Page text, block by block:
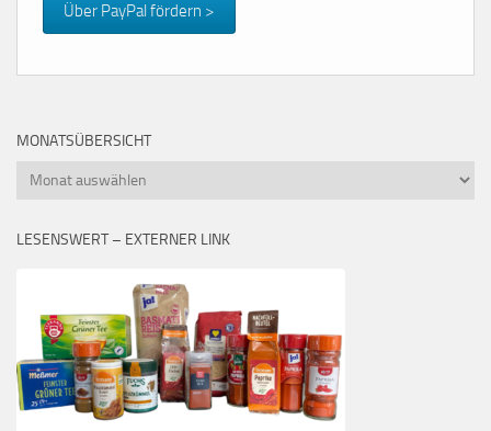
Über PayPal fördern >
MONATSÜBERSICHT
Monatsübersicht
LESENSWERT – EXTERNER LINK